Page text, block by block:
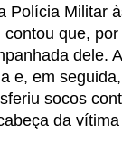
Polícia Militar
que,
dele.
e, em
socos
da